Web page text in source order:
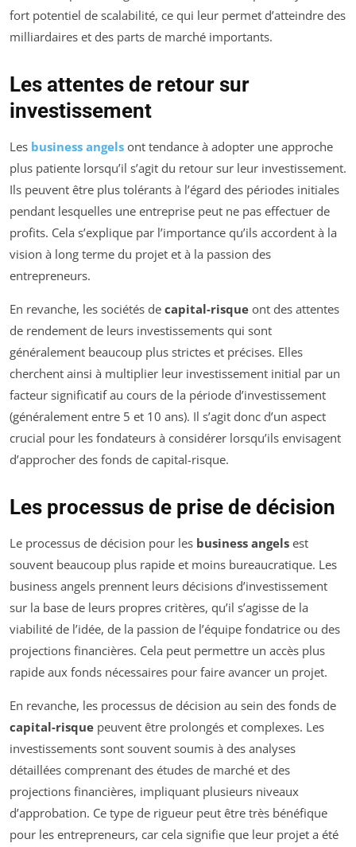
fort potentiel de scalabilité, ce qui leur permet d’atteindre des
milliardaires et des parts de marché importants.
Les attentes de retour sur
investissement
Les business angels ont tendance à adopter une approche
plus patiente lorsqu’il s’agit du retour sur leur investissement.
Ils peuvent être plus tolérants à l’égard des périodes initiales
pendant lesquelles une entreprise peut ne pas effectuer de
profits. Cela s’explique par l’importance qu’ils accordent à la
vision à long terme du projet et à la passion des
entrepreneurs.
En revanche, les sociétés de capital-risque ont des attentes
de rendement de leurs investissements qui sont
généralement beaucoup plus strictes et précises. Elles
cherchent ainsi à multiplier leur investissement initial par un
facteur significatif au cours de la période d’investissement
(généralement entre 5 et 10 ans). Il s’agit donc d’un aspect
crucial pour les fondateurs à considérer lorsqu’ils envisagent
d’approcher des fonds de capital-risque.
Les processus de prise de décision
Le processus de décision pour les business angels est
souvent beaucoup plus rapide et moins bureaucratique. Les
business angels prennent leurs décisions d’investissement
sur la base de leurs propres critères, qu’il s’agisse de la
viabilité de l’idée, de la passion de l’équipe fondatrice ou des
projections financières. Cela peut permettre un accès plus
rapide aux fonds nécessaires pour faire avancer un projet.
En revanche, les processus de décision au sein des fonds de
capital-risque peuvent être prolongés et complexes. Les
investissements sont souvent soumis à des analyses
détaillées comprenant des études de marché et des
projections financières, impliquant plusieurs niveaux
d’approbation. Ce type de rigueur peut être très bénéfique
pour les entrepreneurs, car cela signifie que leur projet a été